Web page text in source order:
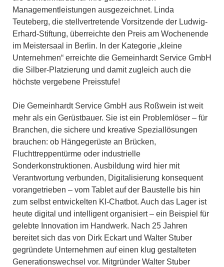
Managementleistungen ausgezeichnet. Linda
Teuteberg, die stellvertretende Vorsitzende der Ludwig-
Erhard-Stiftung, überreichte den Preis am Wochenende
im Meistersaal in Berlin. In der Kategorie „kleine
Unternehmen“ erreichte die Gemeinhardt Service GmbH
die Silber-Platzierung und damit zugleich auch die
höchste vergebene Preisstufe!
Die Gemeinhardt Service GmbH aus Roßwein ist weit
mehr als ein Gerüstbauer. Sie ist ein Problemlöser – für
Branchen, die sichere und kreative Speziallösungen
brauchen: ob Hängegerüste an Brücken,
Fluchttreppentürme oder industrielle
Sonderkonstruktionen. Ausbildung wird hier mit
Verantwortung verbunden, Digitalisierung konsequent
vorangetrieben – vom Tablet auf der Baustelle bis hin
zum selbst entwickelten KI-Chatbot. Auch das Lager ist
heute digital und intelligent organisiert – ein Beispiel für
gelebte Innovation im Handwerk. Nach 25 Jahren
bereitet sich das von Dirk Eckart und Walter Stuber
gegründete Unternehmen auf einen klug gestalteten
Generationswechsel vor. Mitgründer Walter Stuber